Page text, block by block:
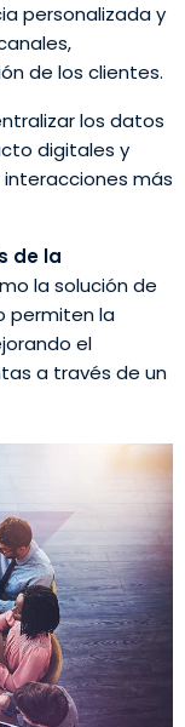
personalizada y
de los clientes.
los datos
digitales y
más
de la
la solución de
permiten la
el
a través de un